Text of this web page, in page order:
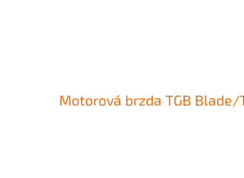
Motorová brzda TGB